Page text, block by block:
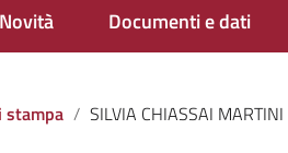
Novità Documenti e dati
stampa SILVIA CHIASSAI MARTINI PRESIDENTE DELLA PROVINCIA DI AREZZO REPLICA AL